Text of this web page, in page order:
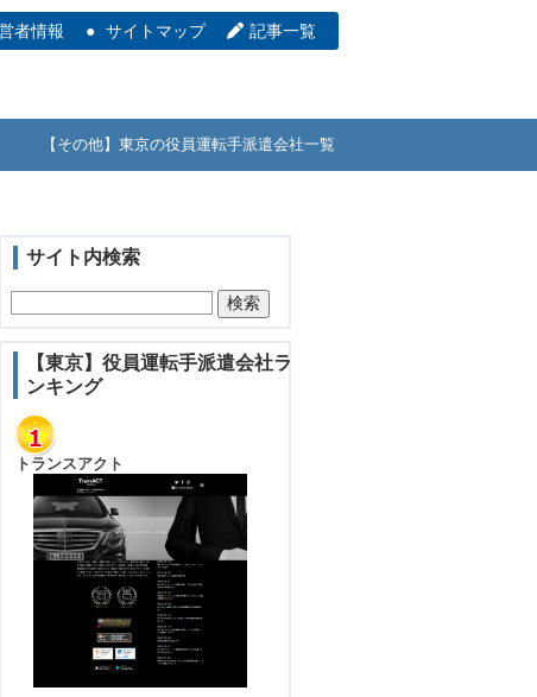
者情報 サイトマップ 記事一覧
【その他】東京の役員運転手派遣会社一覧
サイト内検索
【東京】役員運転手派遣会社ラ
ンキング
トランスアクト